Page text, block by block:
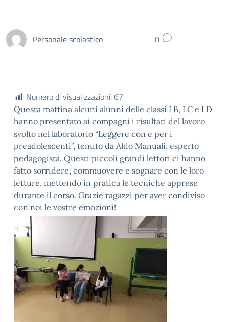
Personale scolastico 0
Numero di visualizzazioni:67
Questa mattina alcuni alunni delle classi I B, I C e I D
hanno presentato ai compagni i risultati del lavoro
svolto nel laboratorio “Leggere con e per i
preadolescenti”, tenuto da Aldo Manuali, esperto
pedagogista. Questi piccoli grandi lettori ci hanno
fatto sorridere, commuovere e sognare con le loro
letture, mettendo in pratica le tecniche apprese
durante il corso. Grazie ragazzi per aver condiviso
con noi le vostre emozioni!